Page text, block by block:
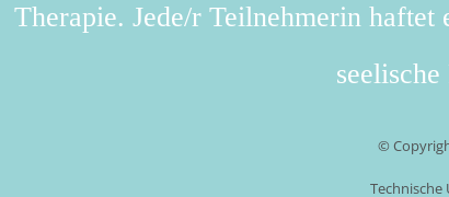
Therapie. Jede/r Teilnehmerin
©
Technische